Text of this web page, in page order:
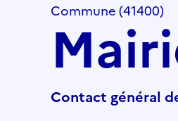
Commune (41400)
Contact général